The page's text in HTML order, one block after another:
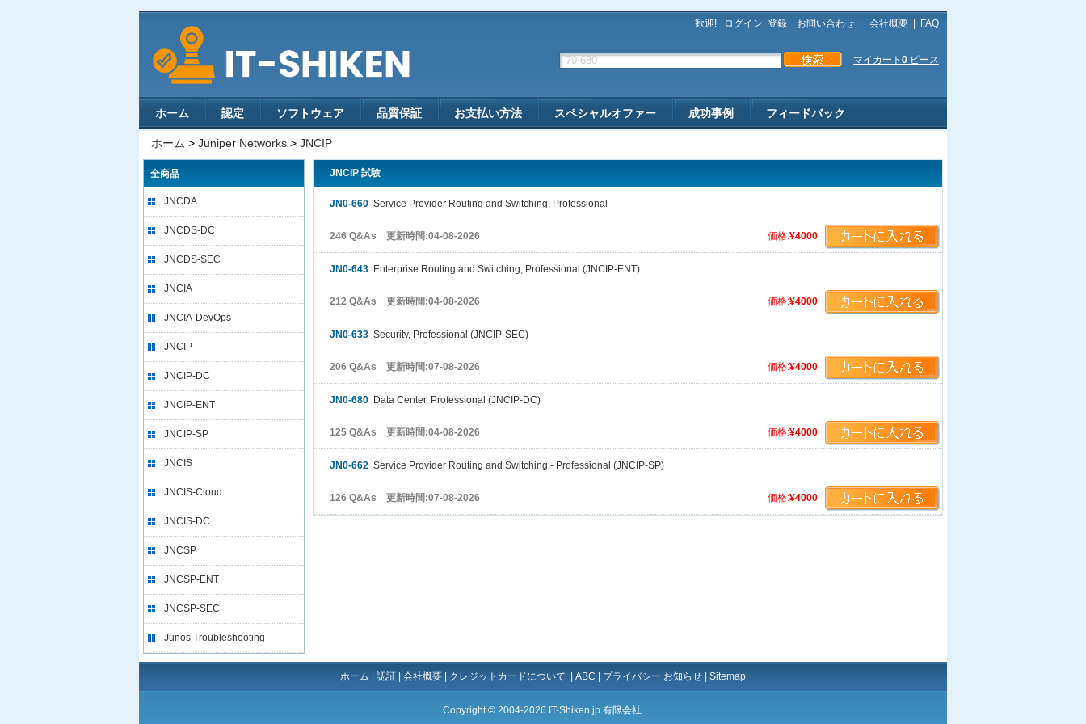
歓迎! ログイン 登録 お問い合わせ 会社概要 FAQ
マイカート 0 ピース
ホーム 認定 ソフトウェア 品質保証 お支払い方法 スペシャルオファー 成功事例 フィードバック
ホーム > Juniper Networks > JNCIP
全商品
JNCDA
JNCDS-DC
JNCDS-SEC
JNCIA
JNCIA-DevOps
JNCIP
JNCIP-DC
JNCIP-ENT
JNCIP-SP
JNCIS
JNCIS-Cloud
JNCIS-DC
JNCSP
JNCSP-ENT
JNCSP-SEC
Junos Troubleshooting
JNCIP 試験
JN0-660 Service Provider Routing and Switching, Professional
価格:¥4000
246 Q&As 更新時間:04-08-2026
JN0-643 Enterprise Routing and Switching, Professional (JNCIP-ENT)
価格:¥4000
212 Q&As 更新時間:04-08-2026
JN0-633 Security, Professional (JNCIP-SEC)
価格:¥4000
206 Q&As 更新時間:07-08-2026
JN0-680 Data Center, Professional (JNCIP-DC)
価格:¥4000
125 Q&As 更新時間:04-08-2026
JN0-662 Service Provider Routing and Switching - Professional (JNCIP-SP)
価格:¥4000
126 Q&As 更新時間:07-08-2026
ホーム 認証 会社概要 クレジットカードについて ABC プライバシー お知らせ Sitemap
Copyright © 2004-2026 IT-Shiken.jp 有限会社.